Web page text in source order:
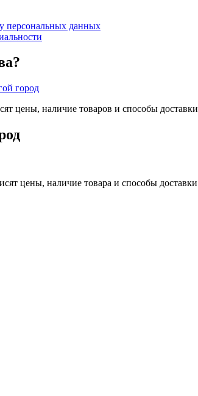
персональных данных
город
цены, наличие товаров и способы доставки
цены, наличие товара и способы доставки